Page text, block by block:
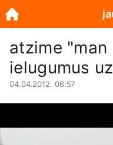
atzime
ielugumus uz
04.04.2012. 06:57